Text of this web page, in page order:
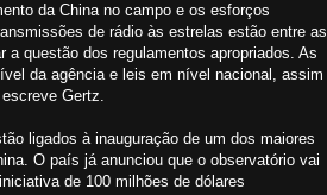
da China no campo e os esforços
de rádio às estrelas estão entre as
questão dos regulamentos apropriados. As
da agência e leis em nível nacional, assim
Gertz.
ligados à inauguração de um dos maiores
O país já anunciou que o observatório vai
de 100 milhões de dólares